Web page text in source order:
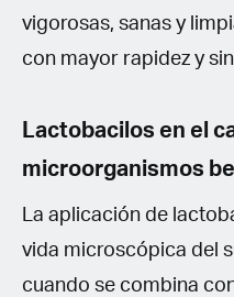
vigorosas, sanas y
con mayor rapidez y
Lactobacilos en el
microorganismos
La aplicación de
vida microscópica del
cuando se combina